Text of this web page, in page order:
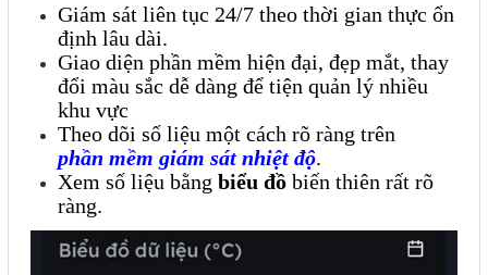
Giám sát liên tục 24/7 theo thời gian thực ổn
định lâu dài.
Giao diện phần mềm hiện đại, đẹp mắt, thay
đổi màu sắc dễ dàng để tiện quản lý nhiều
khu vực
Theo dõi số liệu một cách rõ ràng trên
phần mềm giám sát nhiệt độ.
Xem số liệu bằng biểu đồ biến thiên rất rõ
ràng.
Google
Twitter
Gọi cho chúng tôi
Nhắn tin